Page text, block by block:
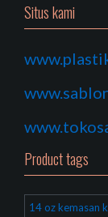
Situs kami
Product tags
14 oz kemasan